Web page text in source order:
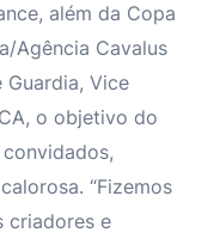
além da Copa
Agência Cavalus
Guardia, Vice
o objetivo do
“Fizemos
criadores e